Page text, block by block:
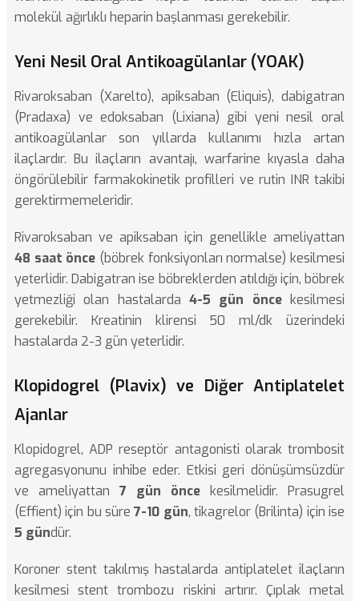
molekül ağırlıklı heparin başlanması gerekebilir.
Yeni Nesil Oral Antikoagülanlar (YOAK)
Rivaroksaban (Xarelto), apiksaban (Eliquis), dabigatran
(Pradaxa) ve edoksaban (Lixiana) gibi yeni nesil oral
antikoagülanlar son yıllarda kullanımı hızla artan
ilaçlardır. Bu ilaçların avantajı, warfarine kıyasla daha
öngörülebilir farmakokinetik profilleri ve rutin INR takibi
gerektirmemeleridir.
Rivaroksaban ve apiksaban için genellikle ameliyattan
48 saat önce (böbrek fonksiyonları normalse) kesilmesi
yeterlidir. Dabigatran ise böbreklerden atıldığı için, böbrek
yetmezliği olan hastalarda 4-5 gün öncekesilmesi
gerekebilir. Kreatinin klirensi 50 ml/dk üzerindeki
hastalarda 2-3 gün yeterlidir.
Klopidogrel (Plavix) ve Diğer Antiplatelet
Ajanlar
Klopidogrel, ADP reseptör antagonisti olarak trombosit
agregasyonunu inhibe eder. Etkisi geri dönüşümsüzdür
ve ameliyattan 7 gün önce kesilmelidir. Prasugrel
(Effient) için bu süre7-10 gün, tikagrelor (Brilinta) için ise
5 gündür.
Koroner stent takılmış hastalarda antiplatelet ilaçların
kesilmesi stent trombozu riskini artırır. Çıplak metal